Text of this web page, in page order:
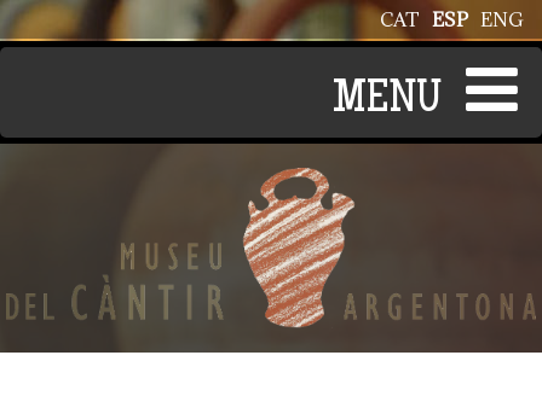
Pasar al contenido principal ENG
ESP
CAT